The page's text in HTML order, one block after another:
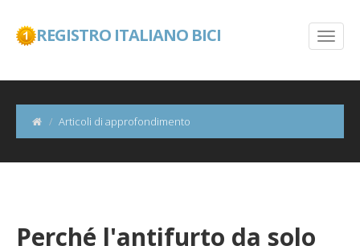
REGISTRO ITALIANO BICI
Articoli di approfondimento
Perché l'antifurto da solo